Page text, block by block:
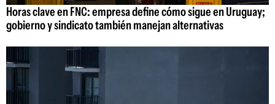
Horas clave en FNC: empresa define cómo sigue en Uruguay;
gobierno y sindicato también manejan alternativas